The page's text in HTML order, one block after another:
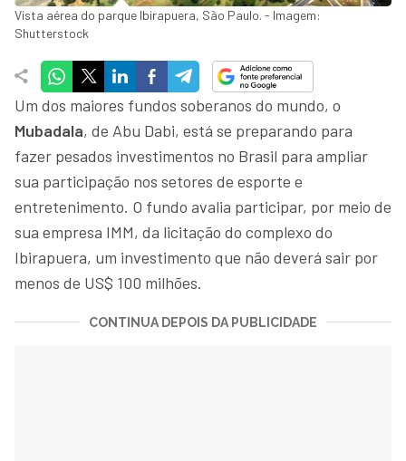
Vista aérea do parque Ibirapuera, São Paulo. - Imagem:
Shutterstock
Um dos maiores fundos soberanos do mundo, o
Mubadala, de Abu Dabi, está se preparando para
fazer pesados investimentos no Brasil para ampliar
sua participação nos setores de esporte e
entretenimento. O fundo avalia participar, por meio de
sua empresa IMM, da licitação do complexo do
Ibirapuera, um investimento que não deverá sair por
menos de US$ 100 milhões.
CONTINUA DEPOIS DA PUBLICIDADE